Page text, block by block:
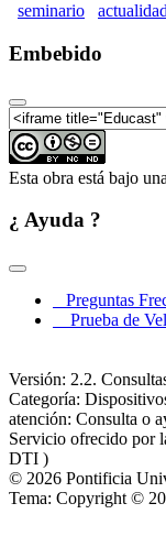
seminario actualidad
Embebido
Esta obra está bajo una
¿ Ayuda ?
Preguntas
Prueba de
Versión: 2.2.
Categoría:
atención: Consulta o
Servicio ofrecido por
DTI )
© 2026 Pontificia
Tema: Copyright ©